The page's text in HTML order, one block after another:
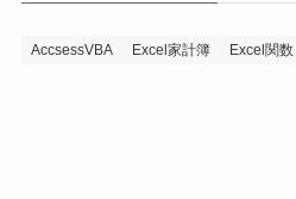
AccsessVBA Excel家計簿 Excel関数